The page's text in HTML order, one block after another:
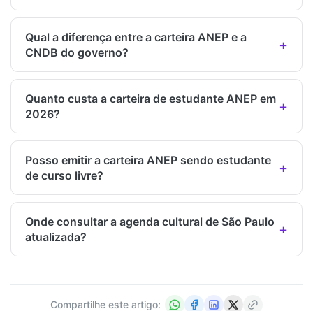
Qual a diferença entre a carteira ANEP e a
CNDB do governo?
Quanto custa a carteira de estudante ANEP em
2026?
Posso emitir a carteira ANEP sendo estudante
de curso livre?
Onde consultar a agenda cultural de São Paulo
atualizada?
Compartilhe este artigo: